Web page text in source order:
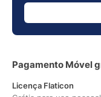
Pagamento Móvel
Licença Flaticon